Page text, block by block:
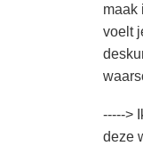
maak
voelt
----->
deze